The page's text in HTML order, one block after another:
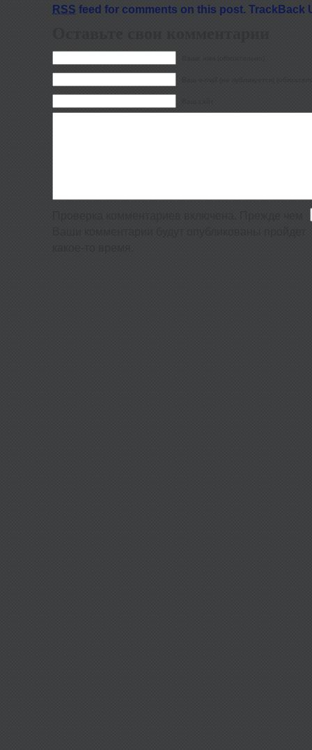
RSS feed for comments on this post. TrackBack
Оставьте свои комментарии
Ваше имя (обязательно)
Ваш e-mail (не публикуется)
Проверка комментариев включена. Прежде чем
Ваши комментарии будут опубликованы пройдет
какое-то время.